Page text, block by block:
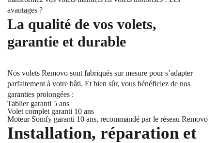
avantages ?
La qualité de vos volets,
garantie et durable
Nos volets Removo sont fabriqués sur mesure pour s’adapter
parfaitement à votre bâti. Et bien sûr, vous bénéficiez de nos
garanties prolongées :
Tablier garanti 5 ans
Volet complet garanti 10 ans
Moteur Somfy garanti 10 ans, recommandé par le réseau Removo
Installation, réparation et